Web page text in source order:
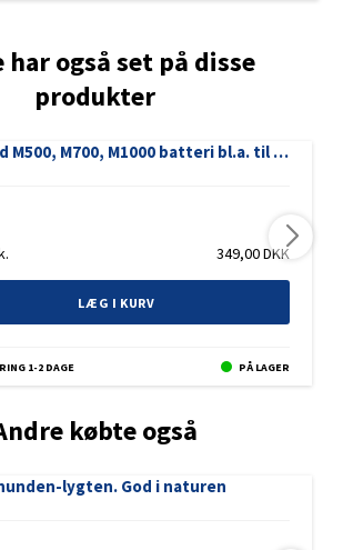
har også set på disse
produkter
Worx Landroid M500, M700, M1000 batteri bl.a. til WA3572, 20 Volt
349,00DKK
LÆG I KURV
1-2 DAGE PÅ LAGER
købte også
lygten. God i naturen